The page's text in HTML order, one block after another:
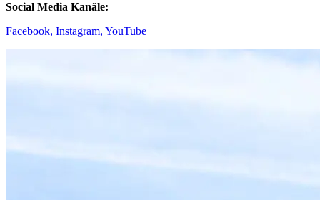
Social Media Kanäle:
Facebook, Instagram, YouTube